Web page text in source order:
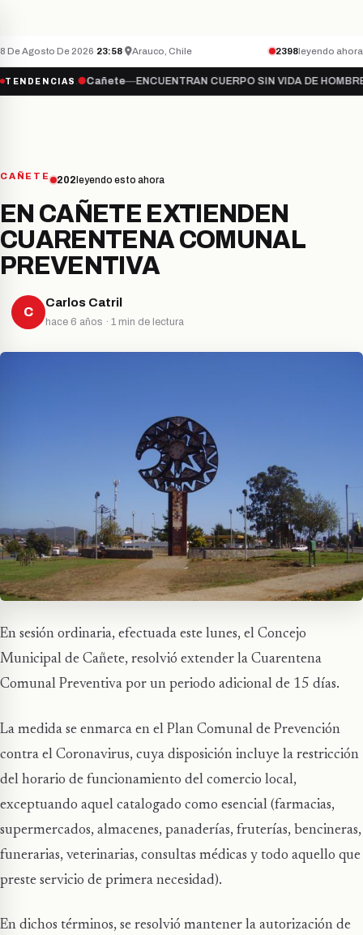
8 De Agosto De 2026·23:58· Arauco, Chile 2398leyendo ahora
TENDENCIAS
●Cañete—ENCUENTRAN CUERPO SIN VIDA DE HOMBRE
CAÑETE 202 leyendo esto ahora
EN CAÑETE EXTIENDEN
CUARENTENA COMUNAL
PREVENTIVA
C
Carlos Catril
hace 6 años · 1 min de lectura
En sesión ordinaria, efectuada este lunes, el Concejo
Municipal de Cañete, resolvió extender la Cuarentena
Comunal Preventiva por un periodo adicional de 15 días.
La medida se enmarca en el Plan Comunal de Prevención
contra el Coronavirus, cuya disposición incluye la restricción
del horario de funcionamiento del comercio local,
exceptuando aquel catalogado como esencial (farmacias,
supermercados, almacenes, panaderías, fruterías, bencineras,
funerarias, veterinarias, consultas médicas y todo aquello que
preste servicio de primera necesidad).
En dichos términos, se resolvió mantener la autorización de